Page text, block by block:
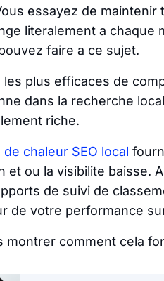
essayez de
literalement a chaque
faire a ce sujet.
les plus efficaces de
dans la recherche
riche.
chaleur SEO local
et ou la visibilite baisse.
de suivi de
de votre performance
montrer comment cela